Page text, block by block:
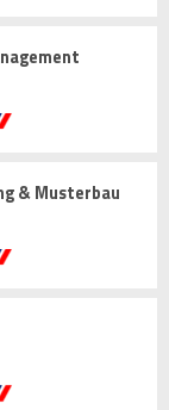
& Musterbau